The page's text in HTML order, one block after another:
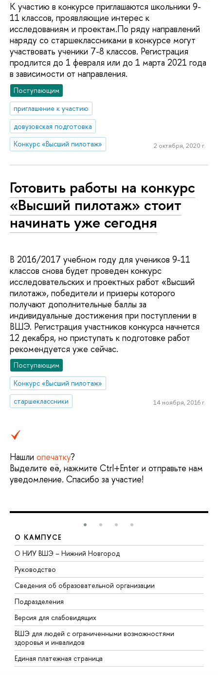
К участию в конкурсе приглашаются школьники 9-
11 классов, проявляющие интерес к
исследованиям и проектам.По ряду направлений
наряду со старшеклассниками в конкурсе могут
участвовать ученики 7-8 классов. Регистрация
продлится до 1 февраля или до 1 марта 2021 года
в зависимости от направления.
Поступающим
приглашение к участию
довузовская подготовка
Конкурс «Высший пилотаж»
2 октября, 2020 г.
Готовить работы на конкурс
«Высший пилотаж» стоит
начинать уже сегодня
В 2016/2017 учебном году для учеников 9-11
классов снова будет проведен конкурс
исследовательских и проектных работ «Высший
пилотаж», победители и призеры которого
получают дополнительные баллы за
индивидуальные достижения при поступлении в
ВШЭ. Регистрация участников конкурса начнется
12 декабря, но приступать к подготовке работ
рекомендуется уже сейчас.
Поступающим
Конкурс «Высший пилотаж»
старшеклассники
14 ноября, 2016 г.
Нашли опечатку?
Выделите её, нажмите Ctrl+Enter и отправьте нам
уведомление. Спасибо за участие!
О КАМПУСЕ
О НИУ ВШЭ – Нижний Новгород
Руководство
Сведения об образовательной организации
Подразделения
Версия для слабовидящих
ВШЭ для людей с ограниченными возможностями
здоровья и инвалидов
Единая платежная страница